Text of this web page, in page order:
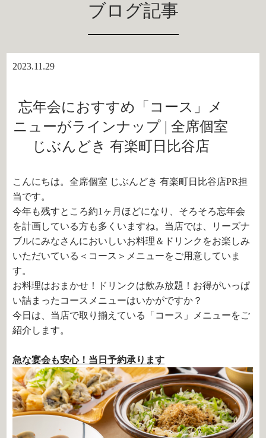
ブログ記事
2023.11.29
忘年会におすすめ「コース」メ
ニューがラインナップ | 全席個室
じぶんどき 有楽町日比谷店
こんにちは。全席個室 じぶんどき 有楽町日比谷店PR担
当です。
今年も残すところ約1ヶ月ほどになり、そろそろ忘年会
を計画している方も多くいますね。当店では、リーズナ
ブルにみなさんにおいしいお料理＆ドリンクをお楽しみ
いただいている＜コース＞メニューをご用意していま
す。
お料理はおまかせ！ドリンクは飲み放題！お得がいっぱ
い詰まったコースメニューはいかがですか？
今日は、当店で取り揃えている「コース」メニューをご
紹介します。
急な宴会も安心！当日予約承ります